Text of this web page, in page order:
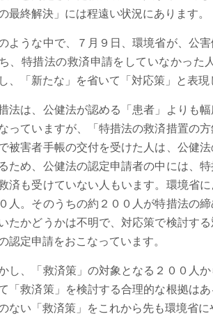
最終解決」には程遠い状況にあります。
ような中で、７月９日、環境省が、公
、特措法の救済申請をしていなかった
し、「新たな」を省いて「対応策」と表現
法は、公健法が認める「患者」よりも
っていますが、「特措法の救済措置の
被害者手帳の交付を受けた人は、公健
ため、公健法の認定申請者の中には、
済も受けていない人もいます。環境省
人。そのうちの約２００人が特措法の
たかどうかは不明で、対応策で検討す
認定申請をおこなっています。
し、「救済策」の対象となる２００人
「救済策」を検討する合理的な根拠は
ない「救済策」をこれから先も環境省に